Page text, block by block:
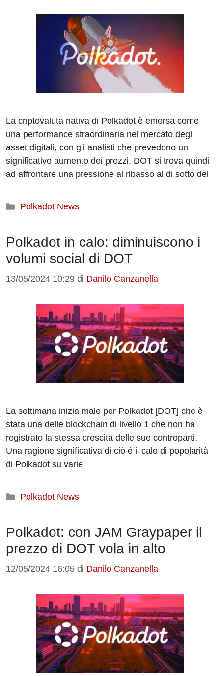
La criptovaluta nativa di Polkadot è emersa come
una performance straordinaria nel mercato degli
asset digitali, con gli analisti che prevedono un
significativo aumento dei prezzi. DOT si trova quindi
ad affrontare una pressione al ribasso al di sotto del
Categorie
Polkadot News
Polkadot in calo: diminuiscono i
volumi social di DOT
13/05/2024 10:29 di Danilo Canzanella
La settimana inizia male per Polkadot [DOT] che è
stata una delle blockchain di livello 1 che non ha
registrato la stessa crescita delle sue controparti.
Una ragione significativa di ciò è il calo di popolarità
di Polkadot su varie
Categorie
Polkadot News
Polkadot: con JAM Graypaper il
prezzo di DOT vola in alto
12/05/2024 16:05 di Danilo Canzanella